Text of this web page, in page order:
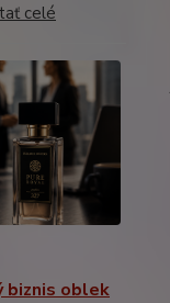
celé
biznis oblek